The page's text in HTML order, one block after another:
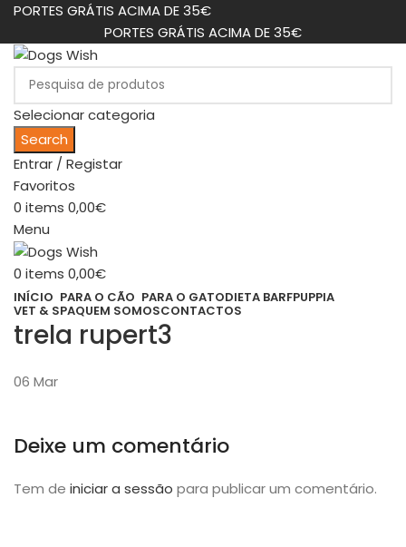
PORTES GRÁTIS ACIMA DE 35€
PORTES GRÁTIS ACIMA DE 35€
Selecionar categoria
Search
Entrar / Registar
Favoritos
0 items 0,00€
Menu
0 items 0,00€
INÍCIO PARA O CÃO PARA O GATODIETA BARFPUPPIA
VET & SPAQUEM SOMOSCONTACTOS
trela rupert3
06 Mar
Deixe um comentário
Tem de iniciar a sessão para publicar um comentário.